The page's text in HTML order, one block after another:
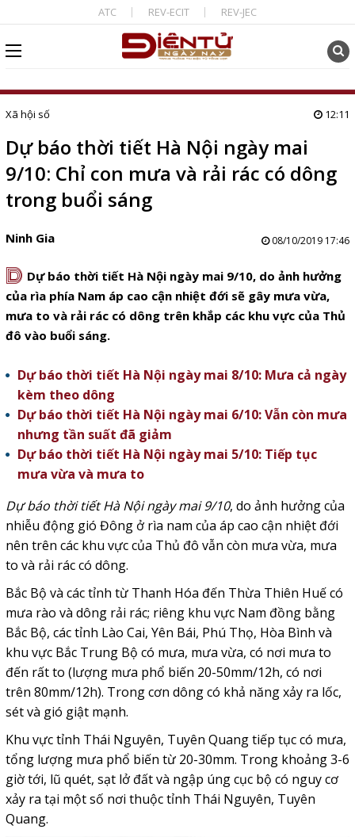
ATC REV-ECIT REV-JEC
Xã hội số 12:11
Dự báo thời tiết Hà Nội ngày mai
9/10: Chỉ con mưa và rải rác có dông
trong buổi sáng
Ninh Gia 08/10/2019 17:46
D Dự báo thời tiết Hà Nội ngày mai 9/10, do ảnh hưởng
của rìa phía Nam áp cao cận nhiệt đới sẽ gây mưa vừa,
mưa to và rải rác có dông trên khắp các khu vực của Thủ
đô vào buổi sáng.
Dự báo thời tiết Hà Nội ngày mai 8/10: Mưa cả ngày
kèm theo dông
Dự báo thời tiết Hà Nội ngày mai 6/10: Vẫn còn mưa
nhưng tần suất đã giảm
Dự báo thời tiết Hà Nội ngày mai 5/10: Tiếp tục
mưa vừa và mưa to
Dự báo thời tiết Hà Nội ngày mai 9/10, do ảnh hưởng của
nhiễu động gió Đông ở rìa nam của áp cao cận nhiệt đới
nên trên các khu vực của Thủ đô vẫn còn mưa vừa, mưa
to và rải rác có dông.
Bắc Bộ và các tỉnh từ Thanh Hóa đến Thừa Thiên Huế có
mưa rào và dông rải rác; riêng khu vực Nam đồng bằng
Bắc Bộ, các tỉnh Lào Cai, Yên Bái, Phú Thọ, Hòa Bình và
khu vực Bắc Trung Bộ có mưa, mưa vừa, có nơi mưa to
đến rất to (lượng mưa phổ biến 20-50mm/12h, có nơi
trên 80mm/12h). Trong cơn dông có khả năng xảy ra lốc,
sét và gió giật mạnh.
Khu vực tỉnh Thái Nguyên, Tuyên Quang tiếp tục có mưa,
tổng lượng mưa phổ biến từ 20-30mm. Trong khoảng 3-6
giờ tới, lũ quét, sạt lở đất và ngập úng cục bộ có nguy cơ
xảy ra tại một số nơi thuộc tỉnh Thái Nguyên, Tuyên
Quang.